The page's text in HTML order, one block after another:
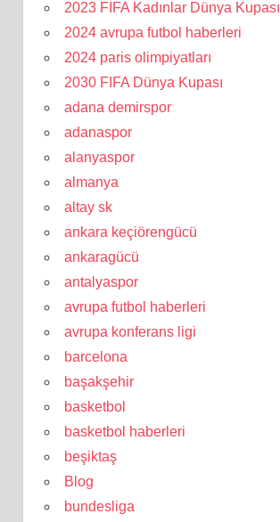
2023 FIFA Kadınlar Dünya Kupası
2024 avrupa futbol haberleri
2024 paris olimpiyatları
2030 FIFA Dünya Kupası
adana demirspor
adanaspor
alanyaspor
almanya
altay sk
ankara keçiörengücü
ankaragücü
antalyaspor
avrupa futbol haberleri
avrupa konferans ligi
barcelona
başakşehir
basketbol
basketbol haberleri
beşiktaş
Blog
bundesliga